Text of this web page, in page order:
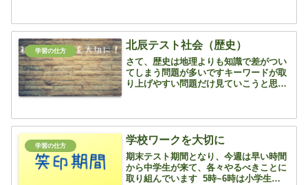
を立てています ここで、やって欲しいの
学習の仕方 北辰テスト社会（歴史）
さて、歴史は地理よりも知識で差がつい
てしまう問題が多いですキーワードが取
り上げやすい問題だけ見ていこうと思い
たくさんの演習問題を経験するか、教科
書を読みこむか、私の話...
学習の仕方 学校ワークを大切に
期末テスト期間となり、今週は早い時間
から中学生が来て、各々やるべきことに
取り組んでいます 5時~6時は小学生もい